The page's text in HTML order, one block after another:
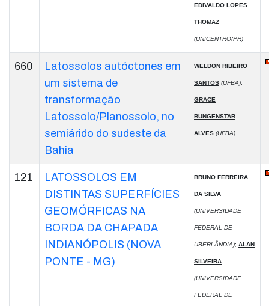
EDIVALDO LOPES
THOMAZ
(UNICENTRO/PR)
660
Latossolos autóctones em
um sistema de
transformação
Latossolo/Planossolo, no
semiárido do sudeste da
Bahia
WELDON RIBEIRO
SANTOS (UFBA);
GRACE
BUNGENSTAB
ALVES (UFBA)
121
LATOSSOLOS EM
DISTINTAS SUPERFÍCIES
GEOMÓRFICAS NA
BORDA DA CHAPADA
INDIANÓPOLIS (NOVA
PONTE - MG)
BRUNO FERREIRA
DA SILVA
(UNIVERSIDADE
FEDERAL DE
UBERLÂNDIA); ALAN
SILVEIRA
(UNIVERSIDADE
FEDERAL DE